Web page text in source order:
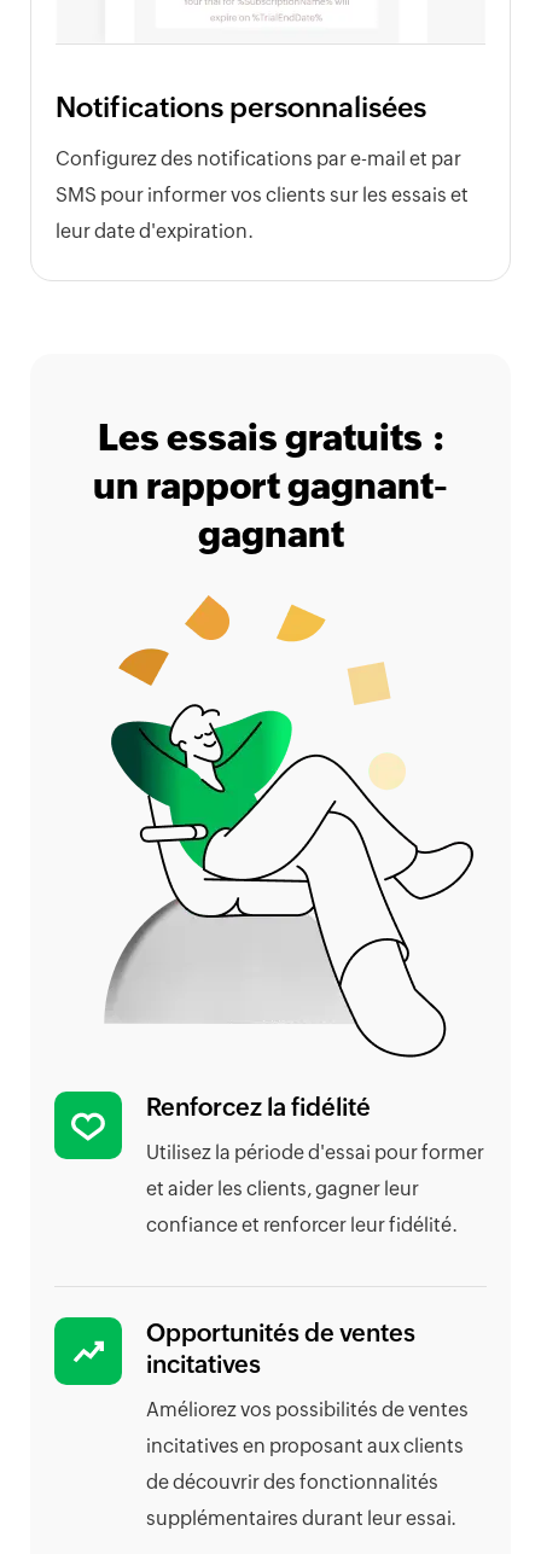
Notifications personnalisées
Configurez des notifications par e-mail et par
SMS pour informer vos clients sur les essais et
leur date d'expiration.
Les essais gratuits :
un rapport gagnant-
gagnant
Renforcez la fidélité
Utilisez la période d'essai pour former
et aider les clients, gagner leur
confiance et renforcer leur fidélité.
Opportunités de ventes
incitatives
Améliorez vos possibilités de ventes
incitatives en proposant aux clients
de découvrir des fonctionnalités
supplémentaires durant leur essai.